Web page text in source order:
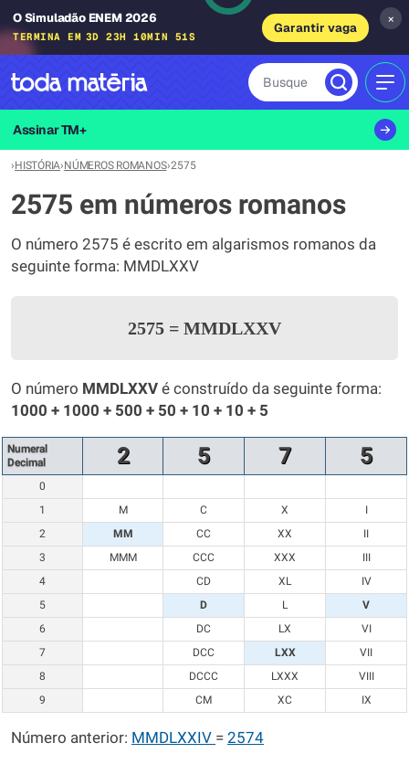
O Simuladão ENEM 2026
TERMINA EM 3D 23H 10MIN 51S
Garantir vaga
×
Busque
Assinar TM+
›HISTÓRIA›NÚMEROS ROMANOS›2575
2575 em números romanos
O número 2575 é escrito em algarismos romanos da
seguinte forma: MMDLXXV
2575 = MMDLXXV
O número MMDLXXV é construído da seguinte forma:
1000 + 1000 + 500 + 50 + 10 + 10 + 5
Numeral
Decimal
2 5 7 5
0
1
M C X
I
2
MM CC XX
II
3
MMM CCC XXX
III
4
CD XL
IV
5
D L
V
6
DC LX
VI
7
DCC LXX
VII
8
DCCC LXXX
VIII
9
CM XC IX
Número anterior: MMDLXXIV = 2574